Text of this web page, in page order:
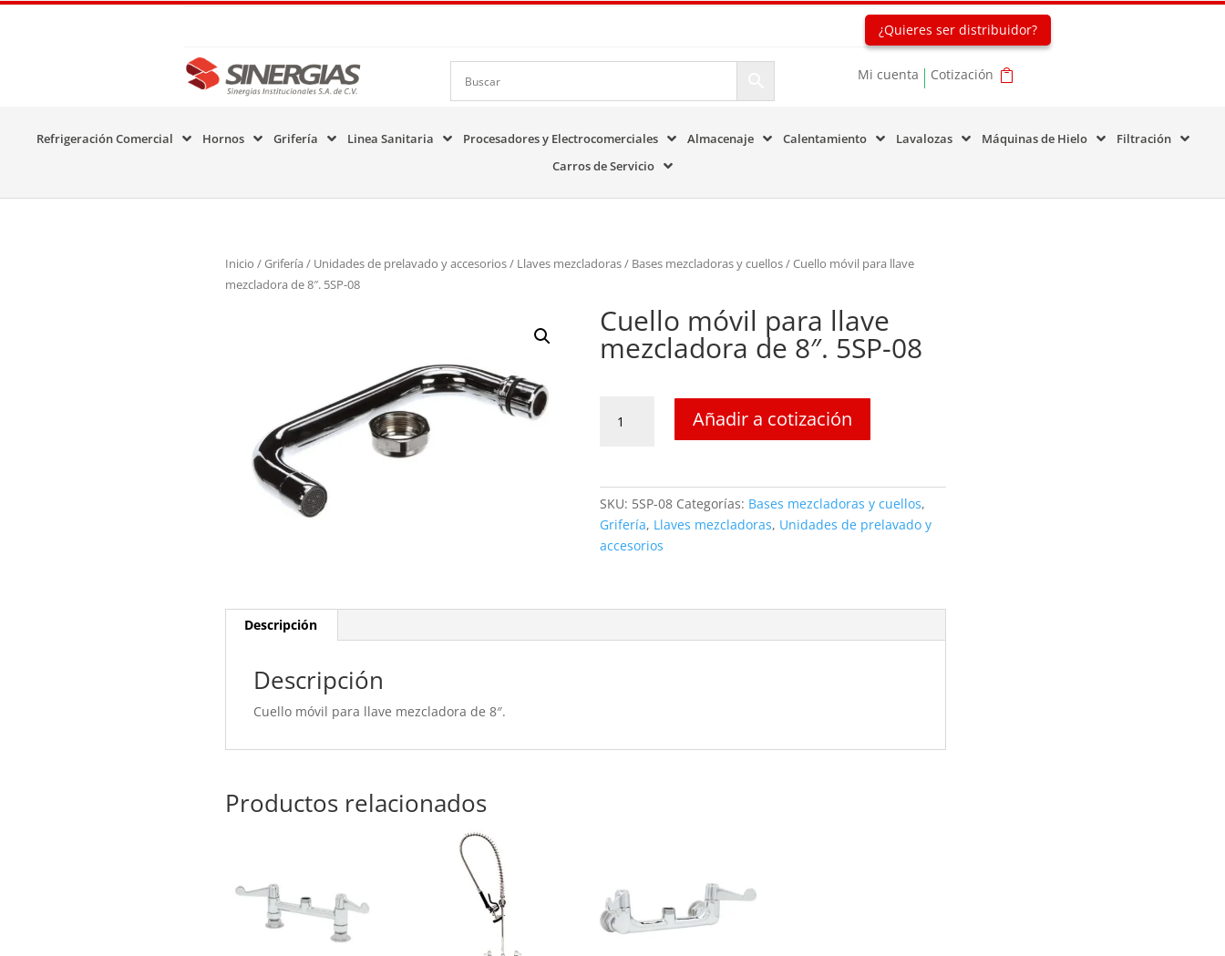
¿Quieres ser distribuidor?
Mi cuenta Cotización
Refrigeración Comercial Hornos Grifería Linea Sanitaria Procesadores y Electrocomerciales Almacenaje Calentamiento Lavalozas Máquinas de Hielo
Filtración
Carros de Servicio
Inicio /Grifería / Unidades de prelavado y accesorios/ Llaves mezcladoras/ Bases mezcladoras y cuellos/ Cuello móvil para llave
mezcladora de 8″. 5SP-08
Cuello móvil para llave
mezcladora de 8″. 5SP-08
móvil
mezcladora
de
8".
5SP-
Añadir a cotización
SKU: 5SP-08 Categorías: Bases mezcladoras y cuellos,
Grifería, Llaves mezcladoras, Unidades de prelavado y
accesorios
Descripción
Descripción
Cuello móvil para llave mezcladora de 8″.
Productos relacionados